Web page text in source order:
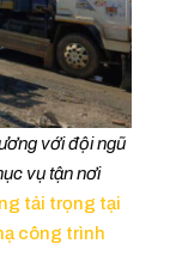
với đội ngũ
vụ tận nơi
tải trọng tại
công trình